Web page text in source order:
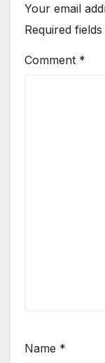
Your email
Required
Comment *
Name *